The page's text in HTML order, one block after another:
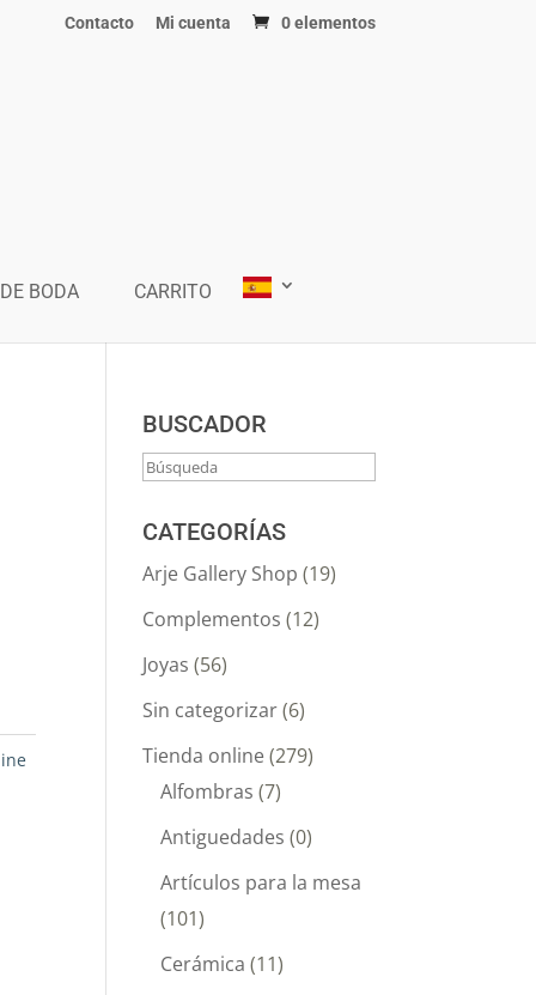
Contacto Mi cuenta 0 elementos
BODA CARRITO
BUSCADOR
CATEGORÍAS
Arje Gallery Shop (19)
Complementos (12)
Joyas (56)
Sin categorizar(6)
Tienda online(279)
Alfombras (7)
Antiguedades (0)
Artículos para la mesa
(101)
Cerámica (11)